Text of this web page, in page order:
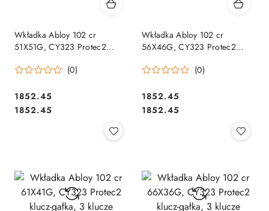
Wkładka Abloy 102 cr
51X51G, CY323 Protec2
(0)
Cena:
1852.45
Cena:
1852.45
Wkładka Abloy 102 cr
56X46G, CY323 Protec2
(0)
Cena:
1852.45
Cena:
1852.45